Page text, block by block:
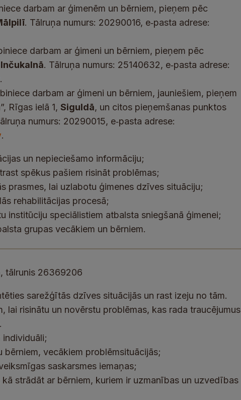
darbam ar ģimenēm un bērniem, pieņem pēc
. Tālruņa numurs: 20290016, e‑pasta adrese:
darbam ar ģimeni un bērniem, pieņem pēc
Inčukalnā. Tālruņa numurs: 25140632, e‑pasta adrese:
.
darbam ar ģimeni un bērniem, jauniešiem, pieņem
Rīgas ielā 1, Siguldā, un citos pieņemšanas punktos
numurs: 20290015, e‑pasta adrese:
.
un nepieciešamo informāciju;
spēkus pašiem risināt problēmas;
prasmes, lai uzlabotu ģimenes dzīves situāciju;
rehabilitācijas procesā;
institūciju speciālistiem atbalsta sniegšanā ģimenei;
grupas vecākiem un bērniem.
, tālrunis 26369206
sarežģītās dzīves situācijās un rast izeju no tām.
lai risinātu un novērstu problēmas, kas rada traucējumus
individuāli;
bērniem, vecākiem problēmsituācijās;
saskarsmes iemaņas;
strādāt ar bērniem, kuriem ir uzmanības un uzvedības